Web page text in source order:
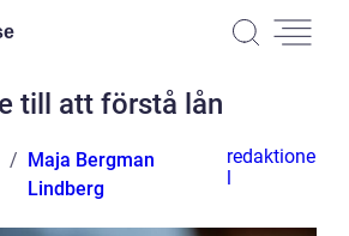
till att förstå lån
Maja Bergman
Lindberg
redaktione
l